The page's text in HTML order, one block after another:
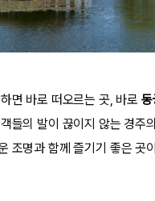
면 바로 떠오르는 곳, 바로 동
들의 발이 끊이지 않는 경주
조명과 함께 즐기기 좋은 곳